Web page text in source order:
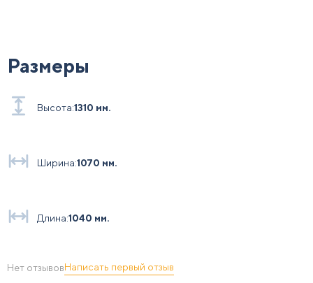
Размеры
Высота:1310 мм.
Ширина:1070 мм.
Длина:1040 мм.
Нет отзывовНаписать первый отзыв